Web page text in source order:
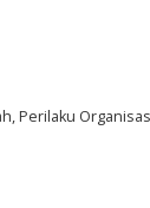
Perilaku